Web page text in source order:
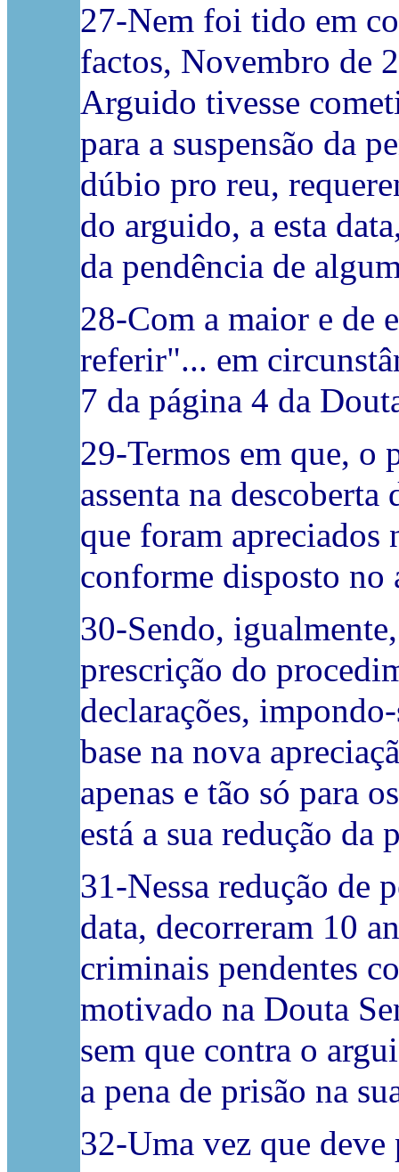
27-Nem foi tido em
factos, Novembro de
Arguido tivesse
para a suspensão da
dúbio pro reu,
do arguido, a esta
da pendência de
28-Com a maior e de
referir"... em
7 da página 4 da
29-Termos em que, o
assenta na
que foram apreciados
conforme disposto no
30-Sendo,
prescrição do
declarações,
base na nova
apenas e tão só para
está a sua redução da
31-Nessa redução de
data, decorreram 10
criminais pendentes
motivado na Douta
sem que contra o
a pena de prisão na
32-Uma vez que